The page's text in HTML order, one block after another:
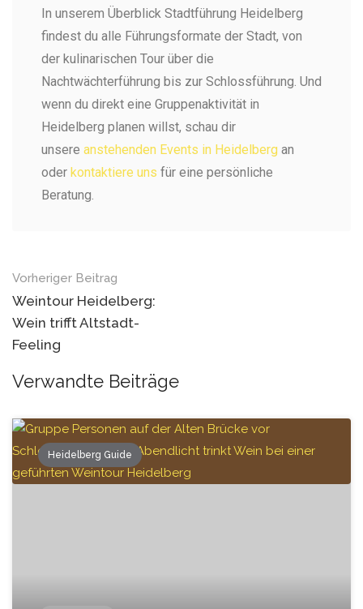
In unserem Überblick Stadtführung Heidelberg
findest du alle Führungsformate der Stadt, von
der kulinarischen Tour über die
Nachtwächterführung bis zur Schlossführung. Und
wenn du direkt eine Gruppenaktivität in
Heidelberg planen willst, schau dir
unsere anstehenden Events in Heidelberg an
oder kontaktiere uns für eine persönliche
Beratung.
Vorheriger Beitrag
Weintour Heidelberg:
Wein trifft Altstadt-
Feeling
Verwandte Beiträge
Heidelberg Guide